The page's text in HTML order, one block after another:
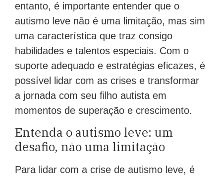
entanto, é importante entender que o
autismo leve não é uma limitação, mas sim
uma característica que traz consigo
habilidades e talentos especiais. Com o
suporte adequado e estratégias eficazes, é
possível lidar com as crises e transformar
a jornada com seu filho autista em
momentos de superação e crescimento.
Entenda o autismo leve: um
desafio, não uma limitação
Para lidar com a crise de autismo leve, é